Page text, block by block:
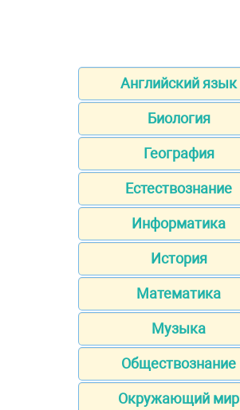
Английский язык
Биология
География
Естествознание
Информатика
История
Математика
Музыка
Обществознание
Окружающий мир